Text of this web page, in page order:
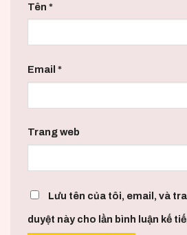
Tên *
Email *
Trang web
Lưu tên của tôi, email, và
duyệt này cho lần bình luận kế